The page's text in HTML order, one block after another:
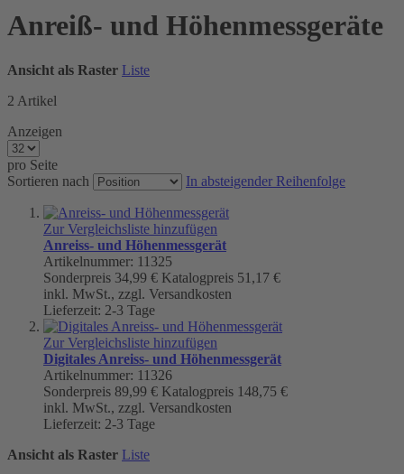
Anreiß- und Höhenmessgeräte
Ansicht als Raster Liste
2 Artikel
Anzeigen
pro Seite
Sortieren nach
In absteigender Reihenfolge
Zur Vergleichsliste hinzufügen
Anreiss- und Höhenmessgerät
Artikelnummer: 11325
Sonderpreis 34,99 € Katalogpreis 51,17 €
inkl. MwSt., zzgl. Versandkosten
Lieferzeit: 2-3 Tage
Zur Vergleichsliste hinzufügen
Digitales Anreiss- und Höhenmessgerät
Artikelnummer: 11326
Sonderpreis 89,99 € Katalogpreis 148,75 €
inkl. MwSt., zzgl. Versandkosten
Lieferzeit: 2-3 Tage
Ansicht als Raster Liste